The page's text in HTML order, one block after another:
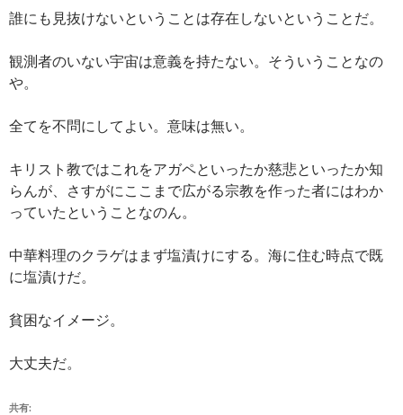
誰にも見抜けないということは存在しないということだ。
観測者のいない宇宙は意義を持たない。そういうことなの
や。
全てを不問にしてよい。意味は無い。
キリスト教ではこれをアガペといったか慈悲といったか知
らんが、さすがにここまで広がる宗教を作った者にはわか
っていたということなのん。
中華料理のクラゲはまず塩漬けにする。海に住む時点で既
に塩漬けだ。
貧困なイメージ。
大丈夫だ。
共有: